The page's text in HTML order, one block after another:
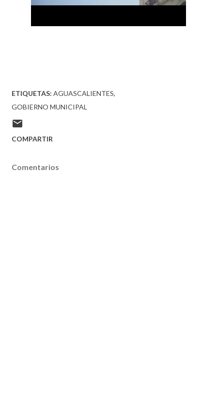
ETIQUETAS: AGUASCALIENTES
GOBIERNO MUNICIPAL
COMPARTIR
Comentarios